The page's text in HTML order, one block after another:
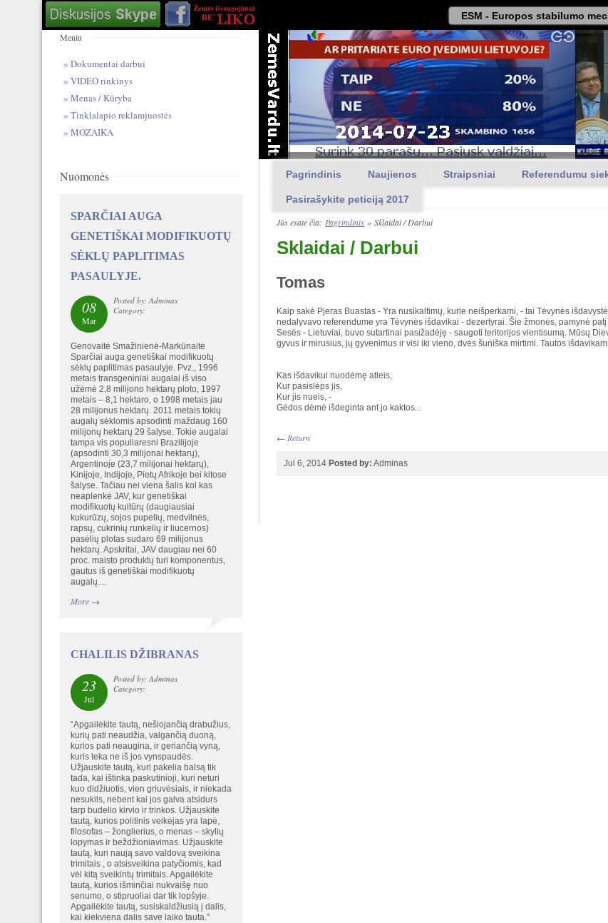
ESM - Europos stabilumo
Pagrindinis Naujienos Straipsniai Referendumu
Pasirašykite peticiją 2017
Jūs esate čia: Pagrindinis »Sklaidai / Darbui
Sklaidai / Darbui
Tomas
Kaip sakė Pjeras Buastas - Yra nusikaltimų, kurie neišperkami, - tai Tėvynės
nedalyvavo referendume yra Tėvynės išdavikai - dezertyrai. Šie žmonės, pamynė
Sesės - Lietuviai, buvo sutartinai pasižadėję - saugoti teritorijos vientisumą. Mūsų
gyvus ir mirusius, jų gyvenimus ir visi iki vieno, dvės šuniška mirtimi. Tautos
Kas išdavikui nuodėmę atleis,
Kur pasislėps jis,
Kur jis nueis, -
Gėdos dėmė išdeginta ant jo kaktos...
← Return
Jul 6, 2014Posted by: Adminas
Meniu
Dokumentai darbui
VIDEO rinkinys
Menas / Kūryba
Tinklalapio reklamjuostės
MOZAIKA
Nuomonės
SPARČIAI AUGA
GENETIŠKAI MODIFIKUOTŲ
SĖKLŲ PAPLITIMAS
PASAULYJE.
08
Mar
Posted by: Adminas
Category:
Genovaitė Smažinienė-Markūnaitė
Sparčiai auga genetiškai modifikuotų
sėklų paplitimas pasaulyje. Pvz., 1996
metais transgeniniai augalai iš viso
užėmė 2,8 milijono hektarų ploto, 1997
metais – 8,1 hektaro, o 1998 metais jau
28 milijonus hektarų. 2011 metais tokių
augalų sėklomis apsodinti maždaug 160
milijonų hektarų 29 šalyse. Tokie augalai
tampa vis populiaresni Brazilijoje
(apsodinti 30,3 milijonai hektarų),
Argentinoje (23,7 milijonai hektarų),
Kinijoje, Indijoje, Pietų Afrikoje bei kitose
šalyse. Tačiau nei viena šalis kol kas
neaplenkė JAV, kur genetiškai
modifikuotų kultūrų (daugiausiai
kukurūzų, sojos pupelių, medvilnės,
rapsų, cukrinių runkelių ir liucernos)
pasėlių plotas sudaro 69 milijonus
hektarų. Apskritai, JAV daugiau nei 60
proc. maisto produktų turi komponentus,
gautus iš genetiškai modifikuotų
augalų....
More→
CHALILIS DŽIBRANAS
23
Jul
Posted by: Adminas
Category:
“Apgailėkite tautą, nešiojančią drabužius,
kurių pati neaudžia, valgančią duoną,
kurios pati neaugina, ir geriančią vyną,
kuris teka ne iš jos vynspaudės.
Užjauskite tautą, kuri pakelia balsą tik
tada, kai ištinka paskutinioji, kuri neturi
kuo didžiuotis, vien griuvėsiais, ir niekada
nesukils, nebent kai jos galva atsidurs
tarp budelio kirvio ir trinkos. Užjauskite
tautą, kurios politinis veikėjas yra lapė,
filosofas – žonglierius, o menas – skylių
lopymas ir beždžioniavimas. Užjauskite
tautą, kuri naują savo valdovą sveikina
trimitais , o atsisveikina patyčiomis, kad
vėl kitą sveikintų trimitais. Apgailėkite
tautą, kurios išminčiai nukvaišę nuo
senumo, o stipruoliai dar tik lopšyje.
Apgailėkite tautą, susiskaldžiusią į dalis,
kai kiekviena dalis save laiko tauta.”